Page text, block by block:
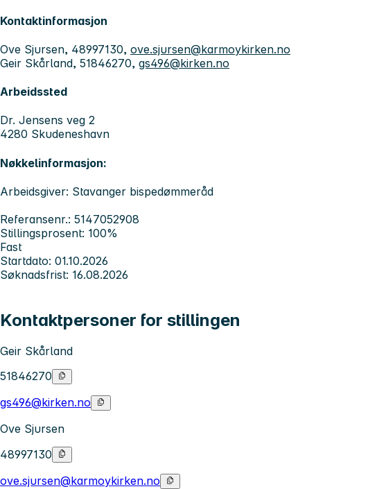
Kontaktinformasjon
Ove Sjursen, 48997130, ove.sjursen@karmoykirken.no
Geir Skårland, 51846270, gs496@kirken.no
Arbeidssted
Dr. Jensens veg 2
4280 Skudeneshavn
Nøkkelinformasjon:
Arbeidsgiver: Stavanger bispedømmeråd
Referansenr.: 5147052908
Stillingsprosent: 100%
Fast
Startdato: 01.10.2026
Søknadsfrist: 16.08.2026
Kontaktpersoner for stillingen
Geir Skårland
51846270
gs496@kirken.no
Ove Sjursen
48997130
ove.sjursen@karmoykirken.no